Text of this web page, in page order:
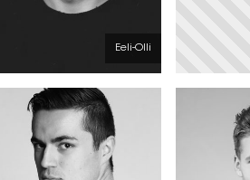
Eeli-Olli